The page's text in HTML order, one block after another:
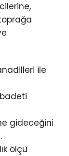
ile
gideceğini
ölçü